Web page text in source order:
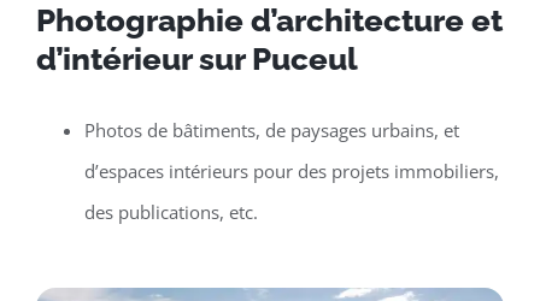
Photographie d’architecture et
d’intérieur sur Puceul
Photos de bâtiments, de paysages urbains, et
d’espaces intérieurs pour des projets immobiliers,
des publications, etc.